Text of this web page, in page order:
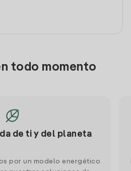
todo momento
de ti y del planeta
por un modelo energético